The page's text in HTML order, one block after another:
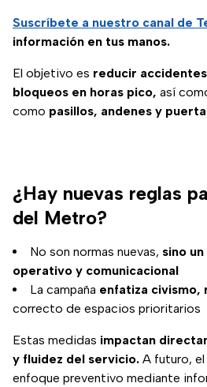
Suscríbete a nuestro canal de
información en tus manos.
El objetivo es reducir
bloqueos en horas pico, así
como pasillos, andenes y
¿Hay nuevas reglas
del Metro?
No son normas nuevas, sino
operativo y comunicacional
La campaña enfatiza civismo,
correcto de espacios prioritarios
Estas medidas impactan
y fluidez del servicio. A futuro, el
enfoque preventivo mediante